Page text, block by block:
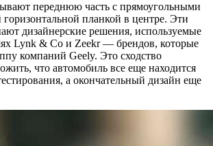
переднюю часть с прямоугольными
планкой в центре. Эти
дизайнерские решения, используемые
Lynk & Co и Zeekr — брендов, которые
компаний Geely. Это сходство
что автомобиль все еще находится
а окончательный дизайн еще